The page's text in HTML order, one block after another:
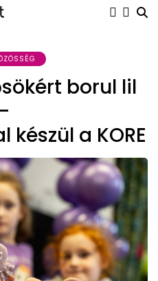
borul lil
a KORE